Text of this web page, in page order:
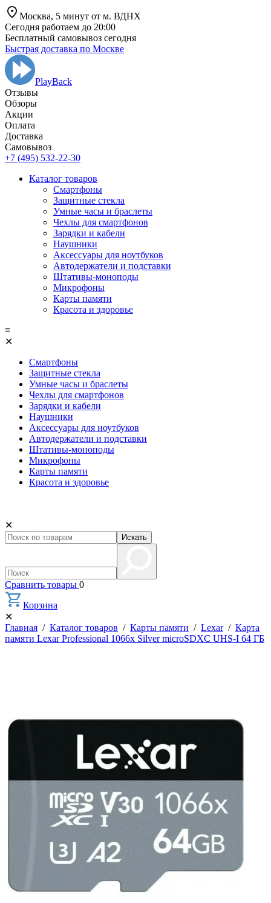
Москва, 5 минут от м. ВДНХ
Сегодня работаем до 20:00
Бесплатный самовывоз сегодня
Быстрая доставка по Москве
PlayBack
Отзывы
Обзоры
Aкции
Оплата
Доставка
Самовывоз
+7 (495) 532-22-30
Каталог товаров
Смартфоны
Защитные стекла
Умные часы и браслеты
Чехлы для смартфонов
Зарядки и кабели
Наушники
Аксессуары для ноутбуков
Автодержатели и подставки
Штативы-моноподы
Микрофоны
Карты памяти
Красота и здоровье
≡
✕
Смартфоны
Защитные стекла
Умные часы и браслеты
Чехлы для смартфонов
Зарядки и кабели
Наушники
Аксессуары для ноутбуков
Автодержатели и подставки
Штативы-моноподы
Микрофоны
Карты памяти
Красота и здоровье
✕
Искать
Сравнить товары 0
Корзина
✕
Главная / Каталог товаров / Карты памяти / Lexar/ Карта
памяти Lexar Professional 1066x Silver microSDXC UHS-I 64 ГБ